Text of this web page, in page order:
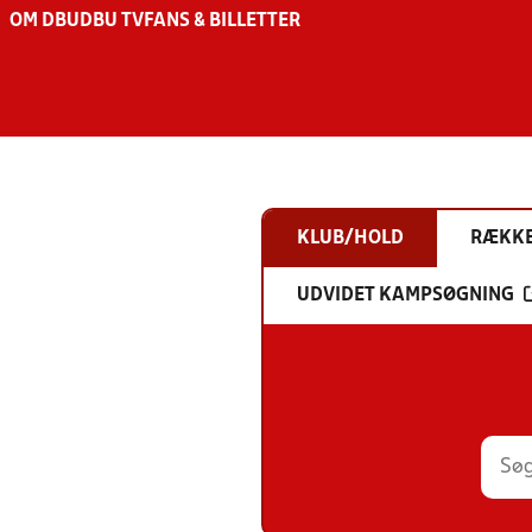
OM DBU DBU TV FANS & BILLETTER
KLUB/HOLD
UDVIDET KAMPSØGNING